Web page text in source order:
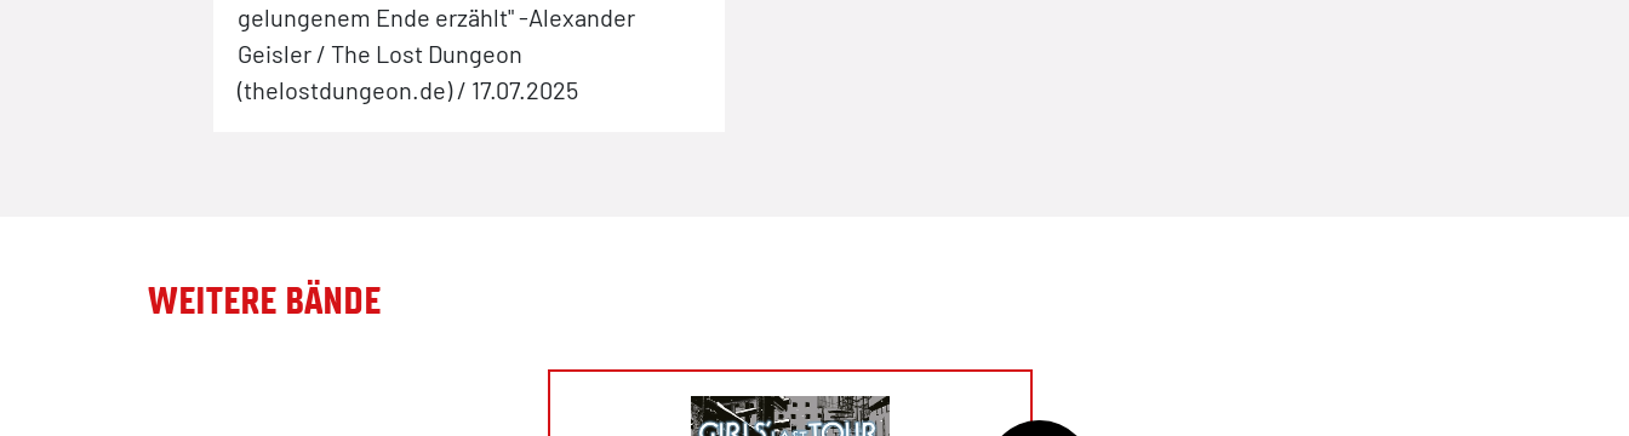
gelungenem Ende erzählt" -Alexander
Geisler / The Lost Dungeon
(thelostdungeon.de) / 17.07.2025
WEITERE BÄNDE